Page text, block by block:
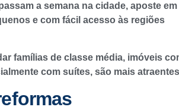
a semana na cidade, aposte em
e com fácil acesso às regiões
famílias de classe média, imóveis
com suítes, são mais